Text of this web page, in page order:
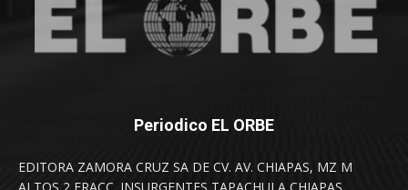
Periodico EL ORBE
EDITORA ZAMORA CRUZ SA DE CV. AV. CHIAPAS, MZ M